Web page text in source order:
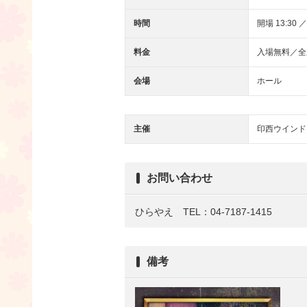
時間 開場 13:30
料金 入場無料／
会場 ホール
主催 印西ウイン
お問い合わせ
ひらやえ TEL：04-7187-1415
備考